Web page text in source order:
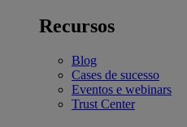
Recursos
Blog
Cases de sucesso
Eventos e webinars
Trust Center